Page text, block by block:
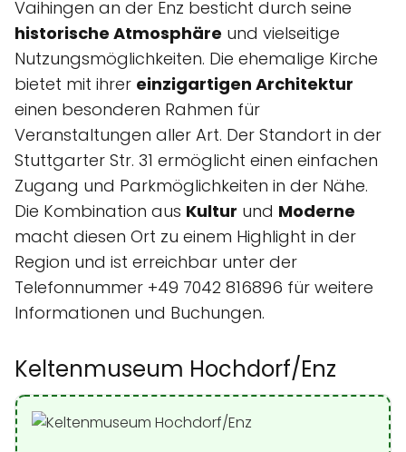
Vaihingen an der Enz besticht durch seine
historische Atmosphäre und vielseitige
Nutzungsmöglichkeiten. Die ehemalige Kirche
bietet mit ihrer einzigartigen Architektur
einen besonderen Rahmen für
Veranstaltungen aller Art. Der Standort in der
Stuttgarter Str. 31 ermöglicht einen einfachen
Zugang und Parkmöglichkeiten in der Nähe.
Die Kombination aus Kultur und Moderne
macht diesen Ort zu einem Highlight in der
Region und ist erreichbar unter der
Telefonnummer +49 7042 816896 für weitere
Informationen und Buchungen.
Keltenmuseum Hochdorf/Enz